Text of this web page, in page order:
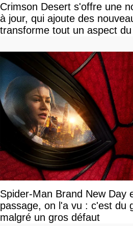
Crimson Desert s'offre une
à jour, qui ajoute des
transforme tout un aspect du
Spider-Man Brand New Day
passage, on l'a vu : c'est du
malgré un gros défaut